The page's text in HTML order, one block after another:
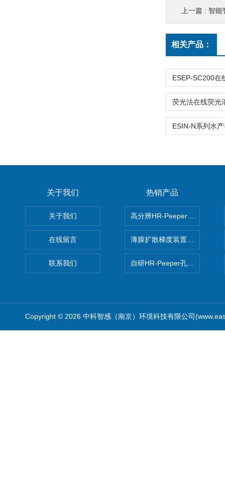
上一篇 : 智能
相关产品：
关于我们
关于我们
在线留言
联系我们
热销产品
高分辨HR-Peeper采样器孔隙
薄膜扩散梯度装置 Agl DGT
自研HR-Peeper孔隙水采样器
Copyright © 2026 中科智感（南京）环境科技有限公司